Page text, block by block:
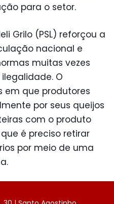
para o setor.
Grilo (PSL) reforçou a
nacional e
muitas vezes
O
em que produtores
por seus queijos
com o produto
é preciso retirar
por meio de uma